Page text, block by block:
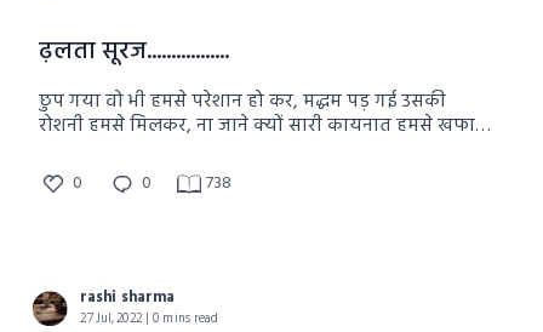
ढ़लता सूरज.................
छुप गया वो भी हमसे परेशान हो कर, मद्धम पड़ गई उसकी
रोशनी हमसे मिलकर, ना जाने क्यों सारी कायनात हमसे खफा
0 0 738
rashi sharma
27 Jul, 2022 | 0 mins read